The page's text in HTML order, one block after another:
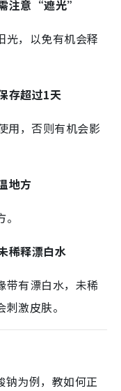
注意“遮光”
光，以免有机会释
存超过1天
用，否则有机会影
地方
稀释漂白水
带有漂白水，未稀
激皮肤。
钠为例，教如何正